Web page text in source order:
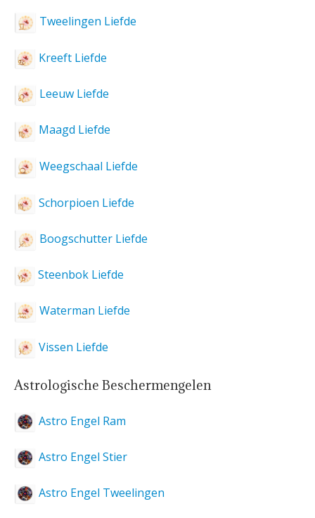
Tweelingen Liefde
Kreeft Liefde
Leeuw Liefde
Maagd Liefde
Weegschaal Liefde
Schorpioen Liefde
Boogschutter Liefde
Steenbok Liefde
Waterman Liefde
Vissen Liefde
Astrologische Beschermengelen
Astro Engel Ram
Astro Engel Stier
Astro Engel Tweelingen